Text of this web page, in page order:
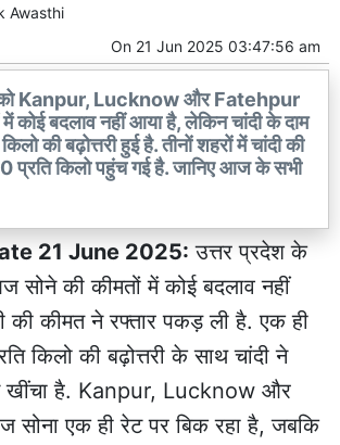
Awasthi
On 21 Jun 2025 03:47:56 am
Kanpur, Lucknow और Fatehpur
कोई बदलाव नहीं आया है, लेकिन चांदी के दाम
की बढ़ोत्तरी हुई है. तीनों शहरों में चांदी की
प्रति किलो पहुंच गई है. जानिए आज के सभी
21 June 2025: उत्तर प्रदेश के
सोने की कीमतों में कोई बदलाव नहीं
की कीमत ने रफ्तार पकड़ ली है. एक ही
किलो की बढ़ोत्तरी के साथ चांदी ने
खींचा है. Kanpur, Lucknow और
एक ही रेट पर बिक रहा है, जबकि